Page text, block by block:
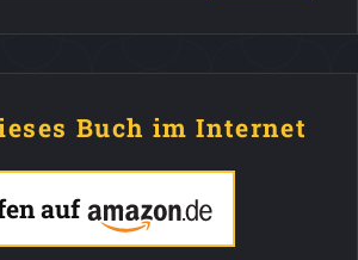
Buch im Internet
auf